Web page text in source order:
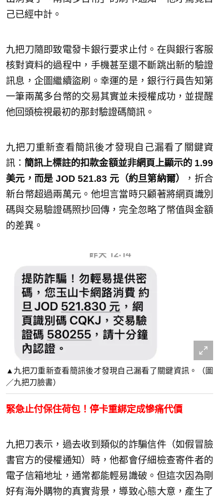
己已經中計。
九把刀隨即致電發卡銀行要求止付。在與銀行客服
核對資料的過程中，手機甚至還不斷跳出新的驗證
訊息，企圖繼續盜刷。幸運的是，銀行行員告知第
一筆兩萬多台幣的交易其實並未授權成功，並提醒
他回頭檢視最初的那封驗證碼簡訊。
九把刀重新查看簡訊後才發現自己漏看了關鍵資
訊：簡訊上標註的扣款金額並非網頁上顯示的 1.99
美元，而是 JOD 521.83 元（約旦第納爾）
，折合
新台幣超過兩萬元。他坦言當時只顧著將網頁識別
碼與交易驗證碼照抄回傳，完全忽略了幣值與金額
的差異。
▲九把刀重新查看簡訊後才發現自己漏看了關鍵資訊。（圖
／九把刀臉書）
緊急止付保住荷包！停卡重綁定成慘痛代價
九把刀表示，過去收到類似的詐騙信件（如假冒臉
書官方的侵權通知）時，他都會仔細檢查寄件者的
電子信箱地址，通常都能輕易識破。但這次因為剛
好有海外購物的真實背景，導致心態大意，產生了